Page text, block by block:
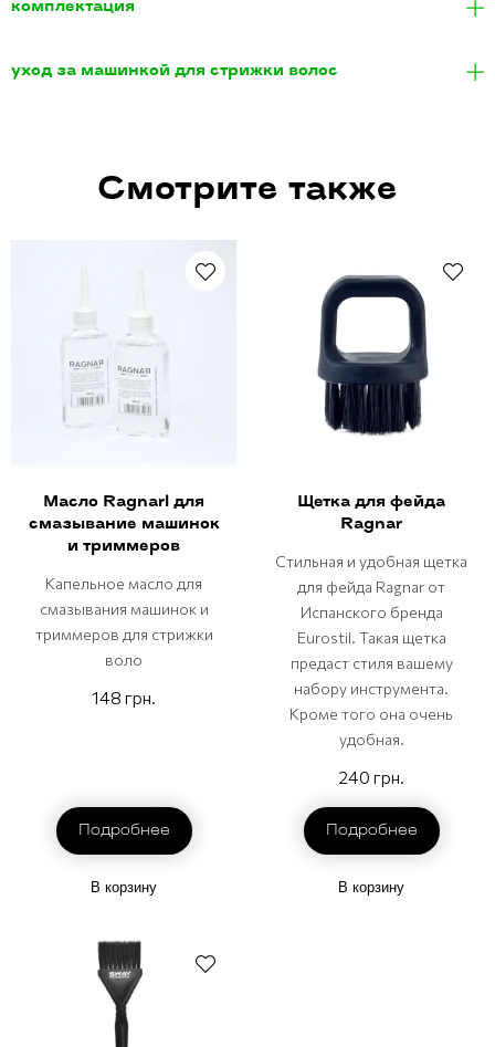
комплектация
уход за машинкой для стрижки волос
Смотрите также
Масло Ragnarl для
смазывание машинок
и триммеров
Капельное масло для
смазывания машинок и
триммеров для стрижки
воло
148 грн.
Подробнее
В корзину
Щетка для фейда
Ragnar
Стильная и удобная щетка
для фейда Ragnar от
Испанского бренда
Eurostil. Такая щетка
предаст стиля вашему
набору инструмента.
Кроме того она очень
удобная.
240 грн.
Подробнее
В корзину